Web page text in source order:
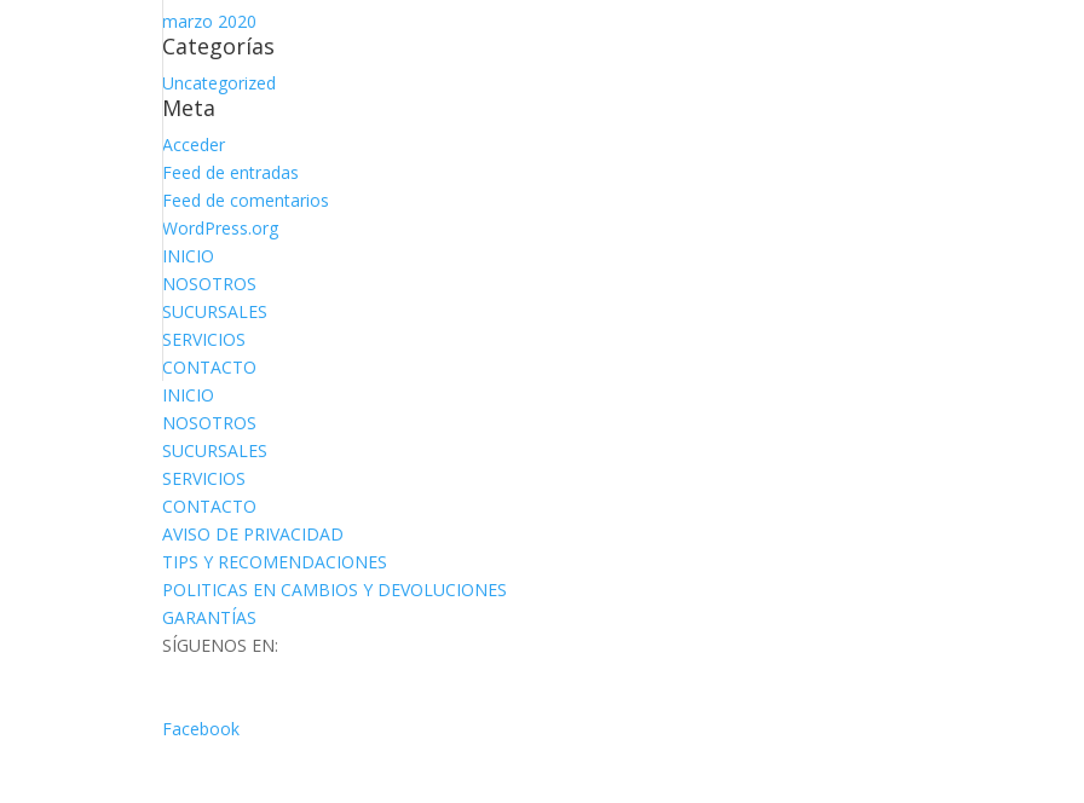
marzo 2020
Categorías
Uncategorized
Meta
Acceder
Feed de entradas
Feed de comentarios
WordPress.org
INICIO
NOSOTROS
SUCURSALES
SERVICIOS
CONTACTO
INICIO
NOSOTROS
SUCURSALES
SERVICIOS
CONTACTO
AVISO DE PRIVACIDAD
TIPS Y RECOMENDACIONES
POLITICAS EN CAMBIOS Y DEVOLUCIONES
GARANTÍAS
SÍGUENOS EN:
Facebook